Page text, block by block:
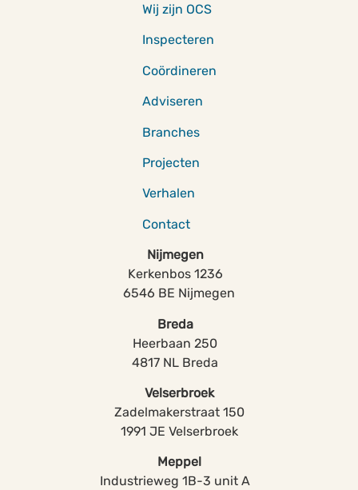
Wij zijn OCS
Inspecteren
Coördineren
Adviseren
Branches
Projecten
Verhalen
Contact
Nijmegen
Kerkenbos 1236
6546 BE Nijmegen
Breda
Heerbaan 250
4817 NL Breda
Velserbroek
Zadelmakerstraat 150
1991 JE Velserbroek
Meppel
Industrieweg 1B-3 unit A